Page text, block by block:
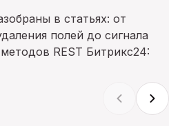
в статьях: от
полей до сигнала
REST Битрикс24: